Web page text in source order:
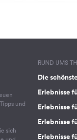
und
sich
RUND UMS
Die
Erlebnisse
Erlebnisse
Erlebnisse
Erlebnisse